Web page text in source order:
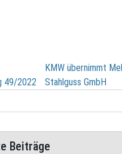
49/2022
KMW übernimmt
Stahlguss GmbH
Beiträge